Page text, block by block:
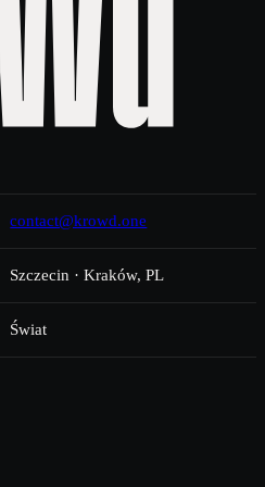
contact@krowd.one
Szczecin · Kraków, PL
Świat